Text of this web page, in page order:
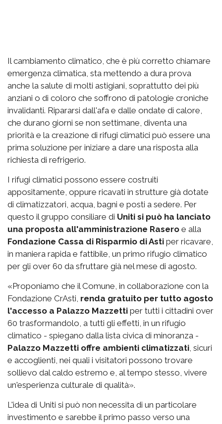
Il cambiamento climatico, che è più corretto chiamare
emergenza climatica, sta mettendo a dura prova
anche la salute di molti astigiani, soprattutto dei più
anziani o di coloro che soffrono di patologie croniche
invalidanti. Ripararsi dall'afa e dalle ondate di calore,
che durano giorni se non settimane, diventa una
priorità e la creazione di rifugi climatici può essere una
prima soluzione per iniziare a dare una risposta alla
richiesta di refrigerio.
I rifugi climatici possono essere costruiti
appositamente, oppure ricavati in strutture già dotate
di climatizzatori, acqua, bagni e posti a sedere. Per
questo il gruppo consiliare di Uniti si può ha lanciato
una proposta all'amministrazione Rasero e alla
Fondazione Cassa di Risparmio di Asti per ricavare,
in maniera rapida e fattibile, un primo rifugio climatico
per gli over 60 da sfruttare già nel mese di agosto.
«Proponiamo che il Comune, in collaborazione con la
Fondazione CrAsti, renda gratuito per tutto agosto
l'accesso a Palazzo Mazzetti per tutti i cittadini over
60 trasformandolo, a tutti gli effetti, in un rifugio
climatico - spiegano dalla lista civica di minoranza -
Palazzo Mazzetti offre ambienti climatizzati, sicuri
e accoglienti, nei quali i visitatori possono trovare
sollievo dal caldo estremo e, al tempo stesso, vivere
un'esperienza culturale di qualità».
L'idea di Uniti si può non necessita di un particolare
investimento e sarebbe il primo passo verso una